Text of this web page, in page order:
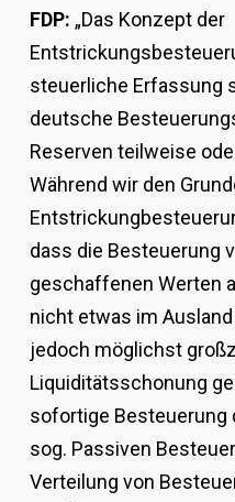
FDP: „Das Konzept der
steuerliche Erfassung
deutsche
Reserven teilweise
Während wir den
dass die Besteuerung
geschaffenen Werten
nicht etwas im
jedoch möglichst
Liquiditätsschonung
sofortige Besteuerung
sog. Passiven
Verteilung von